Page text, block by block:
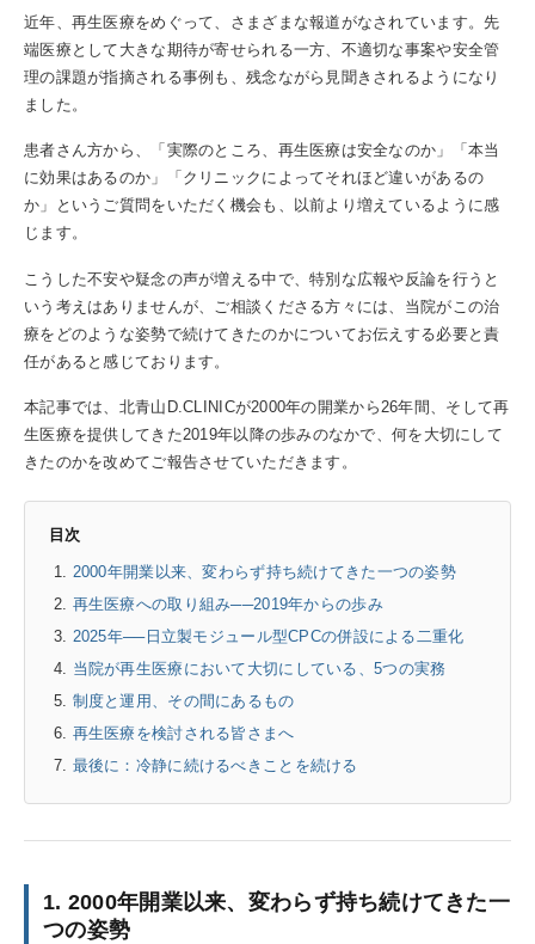
近年、再生医療をめぐって、さまざまな報道がなされています。先
端医療として大きな期待が寄せられる一方、不適切な事案や安全管
理の課題が指摘される事例も、残念ながら見聞きされるようになり
ました。
患者さん方から、「実際のところ、再生医療は安全なのか」「本当
に効果はあるのか」「クリニックによってそれほど違いがあるの
か」というご質問をいただく機会も、以前より増えているように感
じます。
こうした不安や疑念の声が増える中で、特別な広報や反論を行うと
いう考えはありませんが、ご相談くださる方々には、当院がこの治
療をどのような姿勢で続けてきたのかについてお伝えする必要と責
任があると感じております。
本記事では、北青山D.CLINICが2000年の開業から26年間、そして再
生医療を提供してきた2019年以降の歩みのなかで、何を大切にして
きたのかを改めてご報告させていただきます。
目次
2000年開業以来、変わらず持ち続けてきた一つの姿勢
再生医療への取り組み──2019年からの歩み
2025年──日立製モジュール型CPCの併設による二重化
当院が再生医療において大切にしている、5つの実務
制度と運用、その間にあるもの
再生医療を検討される皆さまへ
最後に：冷静に続けるべきことを続ける
1. 2000年開業以来、変わらず持ち続けてきた一
つの姿勢